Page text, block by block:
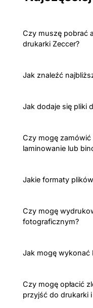
Czy muszę pobrać
drukarki Zeccer?
Jak znaleźć
Jak dodaje się pliki
Czy mogę
laminowanie lub
Jakie formaty
Czy mogę
fotograficznym?
Jak mogę wykonać
Czy mogę opłacić
przyjść do drukarki